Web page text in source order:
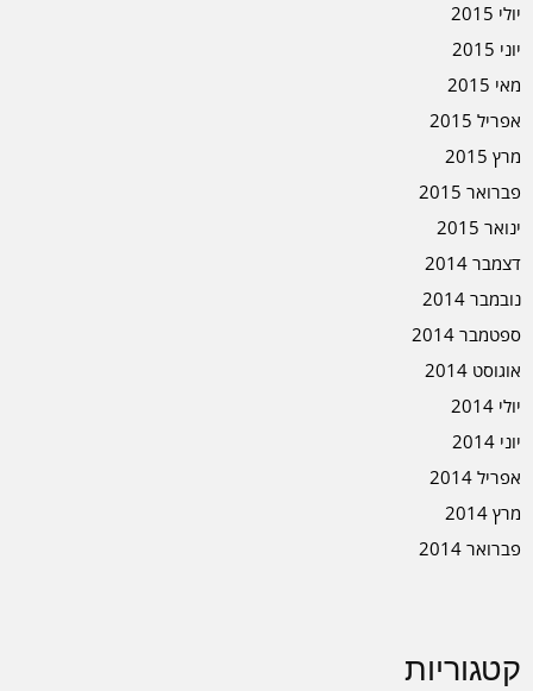
יולי 2015
יוני 2015
מאי 2015
אפריל 2015
מרץ 2015
פברואר 2015
ינואר 2015
דצמבר 2014
נובמבר 2014
ספטמבר 2014
אוגוסט 2014
יולי 2014
יוני 2014
אפריל 2014
מרץ 2014
פברואר 2014
קטגוריות